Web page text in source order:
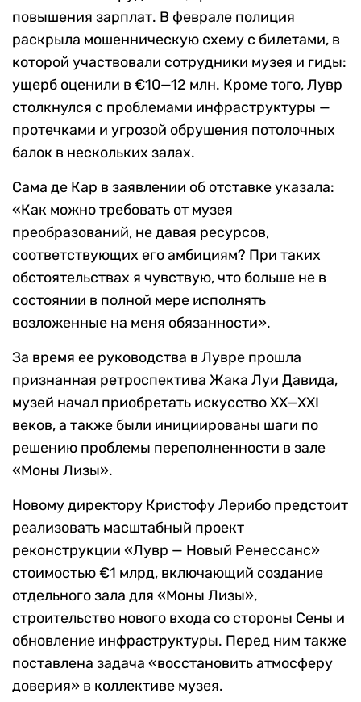
повышения зарплат. В феврале полиция
раскрыла мошенническую схему с билетами, в
которой участвовали сотрудники музея и гиды:
ущерб оценили в €10—12 млн. Кроме того, Лувр
столкнулся с проблемами инфраструктуры —
протечками и угрозой обрушения потолочных
балок в нескольких залах.
Сама де Кар в заявлении об отставке указала:
«Как можно требовать от музея
преобразований, не давая ресурсов,
соответствующих его амбициям? При таких
обстоятельствах я чувствую, что больше не в
состоянии в полной мере исполнять
возложенные на меня обязанности».
За время ее руководства в Лувре прошла
признанная ретроспектива Жака Луи Давида,
музей начал приобретать искусство XX—XXI
веков, а также были инициированы шаги по
решению проблемы переполненности в зале
«Моны Лизы».
Новому директору Кристофу Лерибо предстоит
реализовать масштабный проект
реконструкции «Лувр — Новый Ренессанс»
стоимостью €1 млрд, включающий создание
отдельного зала для «Моны Лизы»,
строительство нового входа со стороны Сены и
обновление инфраструктуры. Перед ним также
поставлена задача «восстановить атмосферу
доверия» в коллективе музея.